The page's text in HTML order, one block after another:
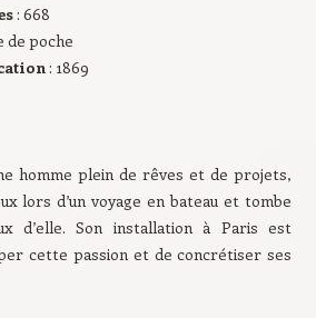
: 668
de poche
: 1869
homme plein de rêves et de projets,
lors d’un voyage en bateau et tombe
d’elle. Son installation à Paris est
cette passion et de concrétiser ses